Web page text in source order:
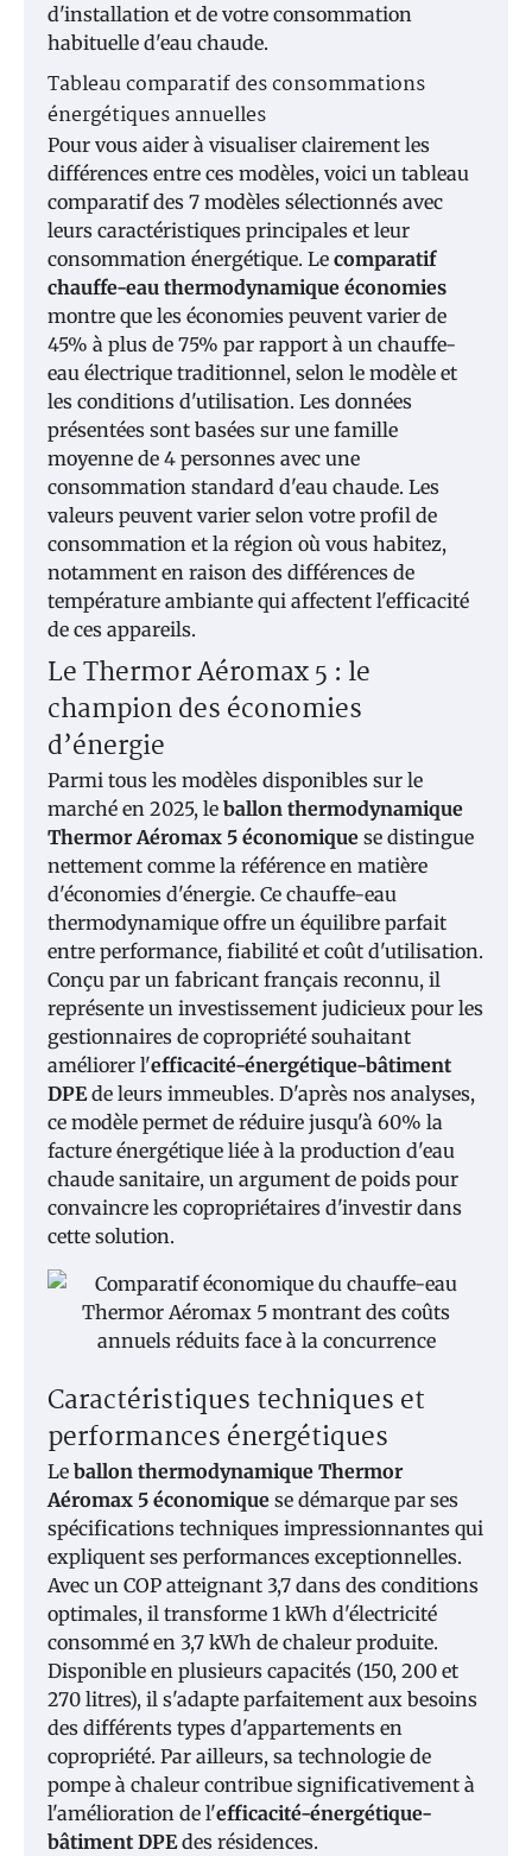
d'installation et de votre consommation
habituelle d'eau chaude.
Tableau comparatif des consommations
énergétiques annuelles
Pour vous aider à visualiser clairement les
différences entre ces modèles, voici un tableau
comparatif des 7 modèles sélectionnés avec
leurs caractéristiques principales et leur
consommation énergétique. Le comparatif
chauffe-eau thermodynamique économies
montre que les économies peuvent varier de
45% à plus de 75% par rapport à un chauffe-
eau électrique traditionnel, selon le modèle et
les conditions d'utilisation. Les données
présentées sont basées sur une famille
moyenne de 4 personnes avec une
consommation standard d'eau chaude. Les
valeurs peuvent varier selon votre profil de
consommation et la région où vous habitez,
notamment en raison des différences de
température ambiante qui affectent l'efficacité
de ces appareils.
Le Thermor Aéromax 5 : le
champion des économies
d’énergie
Parmi tous les modèles disponibles sur le
marché en 2025, le ballon thermodynamique
Thermor Aéromax 5 économique se distingue
nettement comme la référence en matière
d'économies d'énergie. Ce chauffe-eau
thermodynamique offre un équilibre parfait
entre performance, fiabilité et coût d'utilisation.
Conçu par un fabricant français reconnu, il
représente un investissement judicieux pour les
gestionnaires de copropriété souhaitant
améliorer l'efficacité-énergétique-bâtiment
DPEde leurs immeubles. D'après nos analyses,
ce modèle permet de réduire jusqu'à 60% la
facture énergétique liée à la production d'eau
chaude sanitaire, un argument de poids pour
convaincre les copropriétaires d'investir dans
cette solution.
Caractéristiques techniques et
performances énergétiques
Le ballon thermodynamique Thermor
Aéromax 5 économique se démarque par ses
spécifications techniques impressionnantes qui
expliquent ses performances exceptionnelles.
Avec un COP atteignant 3,7 dans des conditions
optimales, il transforme 1 kWh d'électricité
consommé en 3,7 kWh de chaleur produite.
Disponible en plusieurs capacités (150, 200 et
270 litres), il s'adapte parfaitement aux besoins
des différents types d'appartements en
copropriété. Par ailleurs, sa technologie de
pompe à chaleur contribue significativement à
l'amélioration de l'efficacité-énergétique-
bâtiment DPEdes résidences.